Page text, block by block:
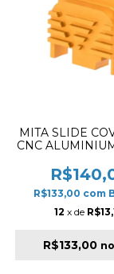
MITA SLIDE
CNC
R$133,00 com
12 x de
R$133,00